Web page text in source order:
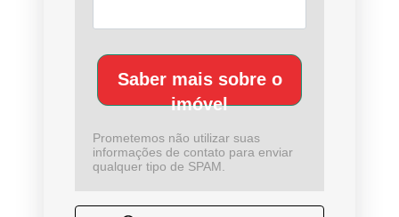
Saber mais sobre o
imóvel
Prometemos não utilizar suas
informações de contato para enviar
qualquer tipo de SPAM.